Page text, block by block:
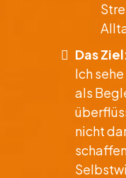
Das
Ich
als
nicht